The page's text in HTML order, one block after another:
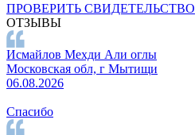
ПРОВЕРИТЬ СВИДЕТЕЛЬСТВО
ОТЗЫВЫ
Исмайлов Мехди Али оглы
Московская обл, г Мытищи
06.08.2026
Спасибо